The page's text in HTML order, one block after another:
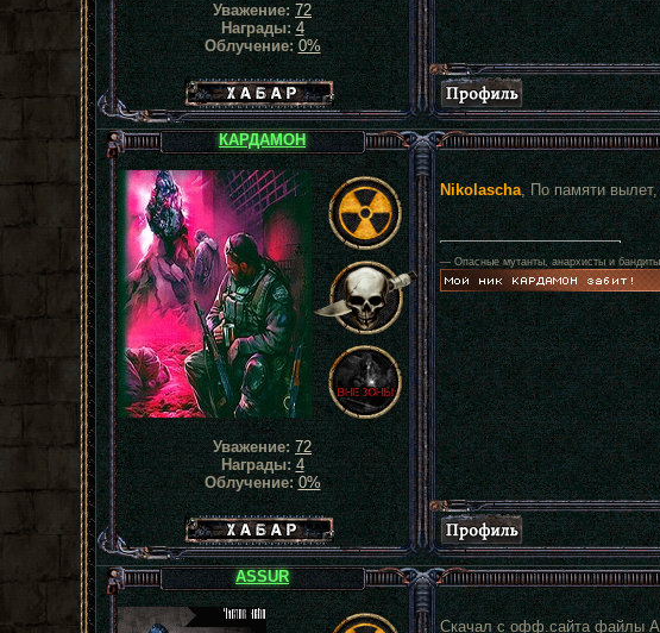
Уважение: 72
Награды: 4
Облучение:0%
Хабар сталкера
Nikolascha, По памяти
— Опасные мутанты, анархисты и бандиты
КАРДАМОН
Уважение: 72
Награды: 4
Облучение:0%
Хабар сталкера
Скачал с офф.сайта файлы
ASSUR